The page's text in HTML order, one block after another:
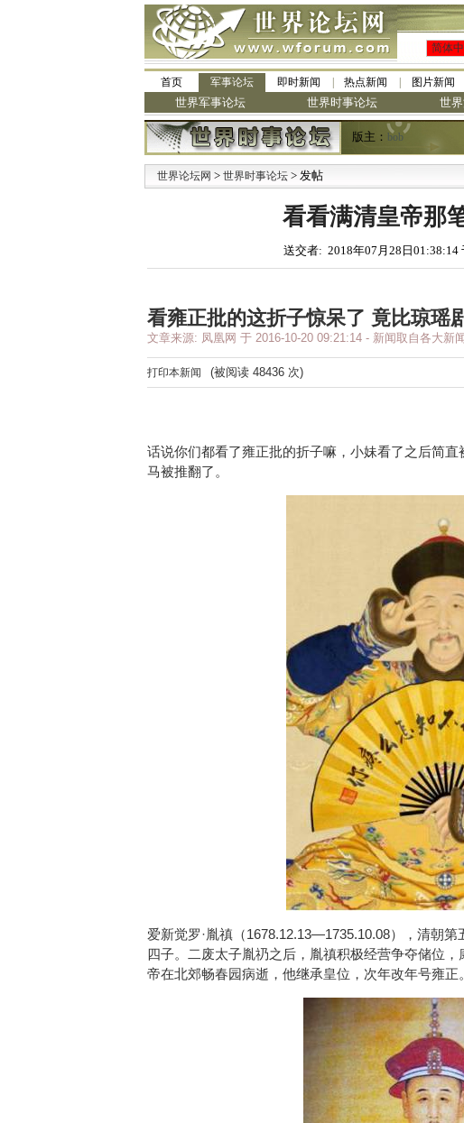
简体
首页 军事论坛 即时新闻 热点新闻 图片新闻
世界军事论坛 世界时事论坛 世
版主： bob
世界论坛网 > 世界时事论坛 > 发帖
看看满清皇帝那
送交者: 2018年07月28日01:38:14
看雍正批的这折子惊呆了 竟比琼瑶
文章来源: 凤凰网 于 2016-10-20 09:21:14 - 新闻取自各大新
打印本新闻 (被阅读 48436 次)
话说你们都看了雍正批的折子嘛，小妹看了之后简
马被推翻了。
爱新觉罗·胤禛（1678.12.13—1735.10.08），清朝
四子。二废太子胤礽之后，胤禛积极经营争夺储位
帝在北郊畅春园病逝，他继承皇位，次年改年号雍正。